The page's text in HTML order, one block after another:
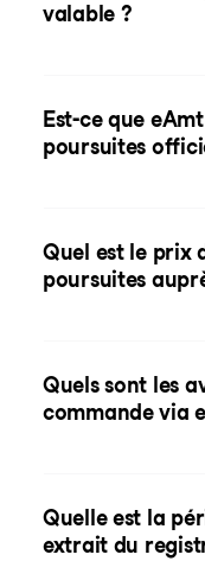
valable ?
Est-ce que
poursuites
Quel est le prix
poursuites
Quels sont les
commande via
Quelle est la
extrait du